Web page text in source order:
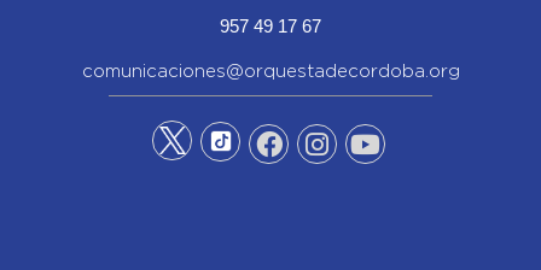
957 49 17 67
comunicaciones@orquestadecordoba.org